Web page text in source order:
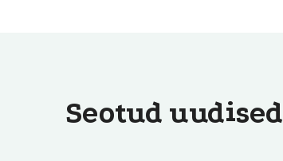
Seotud uudised